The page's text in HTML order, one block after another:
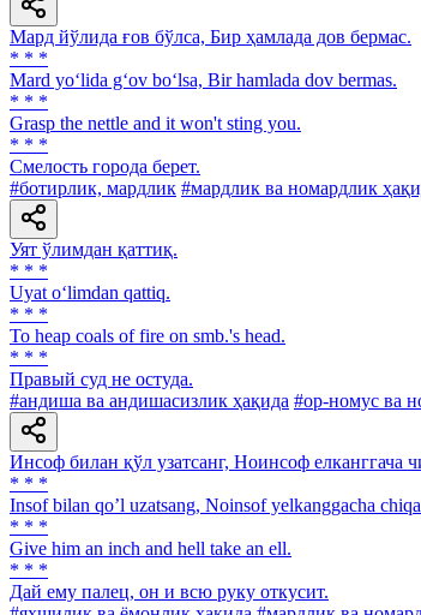
Мард йўлида ғов бўлса, Бир ҳамлада дов бермас.
* * *
Mard yo‘lida g‘ov bo‘lsa, Bir hamlada dov bermas.
* * *
Grasp the nettle and it won't sting you.
* * *
Смелость города берет.
#ботирлик, мардлик #мардлик ва номардлик
Уят ўлимдан қаттиқ.
* * *
Uyat o‘limdan qattiq.
* * *
To heap coals of fire on smb.'s head.
* * *
Правый суд не остуда.
#андиша ва андишасизлик ҳақида #ор-номус ва
Инсоф билан қўл узатсанг, Ноинсоф елканггача
* * *
Insof bilan qoʼl uzatsang, Noinsof yelkanggacha
* * *
Give him an inch and hell take an ell.
* * *
Дай ему палец, он и всю руку откусит.